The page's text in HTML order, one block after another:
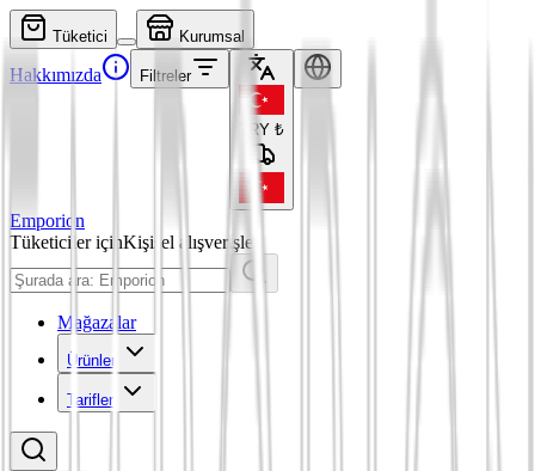
Tüketici Kurumsal
Hakkımızda Filtreler
TRY ₺
Emporion
Tüketiciler içinKişisel alışverişler
Mağazalar
Ürünler
Tarifler